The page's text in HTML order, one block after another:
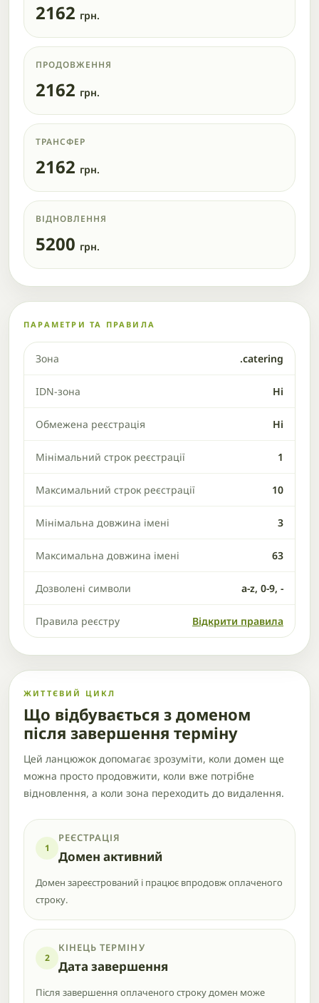
2162 грн.
ПРОДОВЖЕННЯ
2162 грн.
ТРАНСФЕР
2162 грн.
ВІДНОВЛЕННЯ
5200 грн.
ПАРАМЕТРИ ТА ПРАВИЛА
Зона .catering
IDN-зона Ні
Обмежена реєстрація Ні
Мінімальний строк реєстрації 1
Максимальний строк реєстрації 10
Мінімальна довжина імені 3
Максимальна довжина імені 63
Дозволені символи a-z, 0-9, -
Правила реєстру Відкрити правила
ЖИТТЄВИЙ ЦИКЛ
Що відбувається з доменом
після завершення терміну
Цей ланцюжок допомагає зрозуміти, коли домен ще
можна просто продовжити, коли вже потрібне
відновлення, а коли зона переходить до видалення.
1
РЕЄСТРАЦІЯ
Домен активний
Домен зареєстрований і працює впродовж оплаченого
строку.
2
КІНЕЦЬ ТЕРМІНУ
Дата завершення
Після завершення оплаченого строку домен може